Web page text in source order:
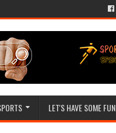
LET'S HAVE SOME FUN